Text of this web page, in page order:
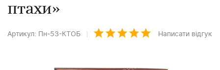
птахи»
Артикул: Пн-53-КТОБ Написати відгук